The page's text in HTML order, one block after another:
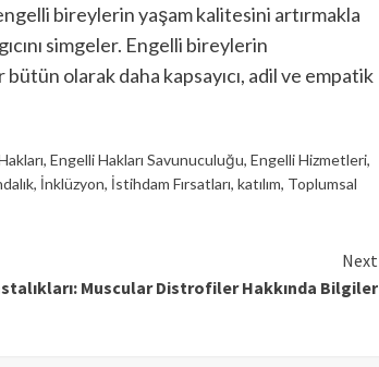
bireylerin yaşam kalitesini artırmakla
simgeler. Engelli bireylerin
olarak daha kapsayıcı, adil ve empatik
, Engelli Hakları Savunuculuğu, Engelli Hizmetleri,
, İnklüzyon, İstihdam Fırsatları, katılım, Toplumsal
Next
Muscular Distrofiler Hakkında Bilgiler